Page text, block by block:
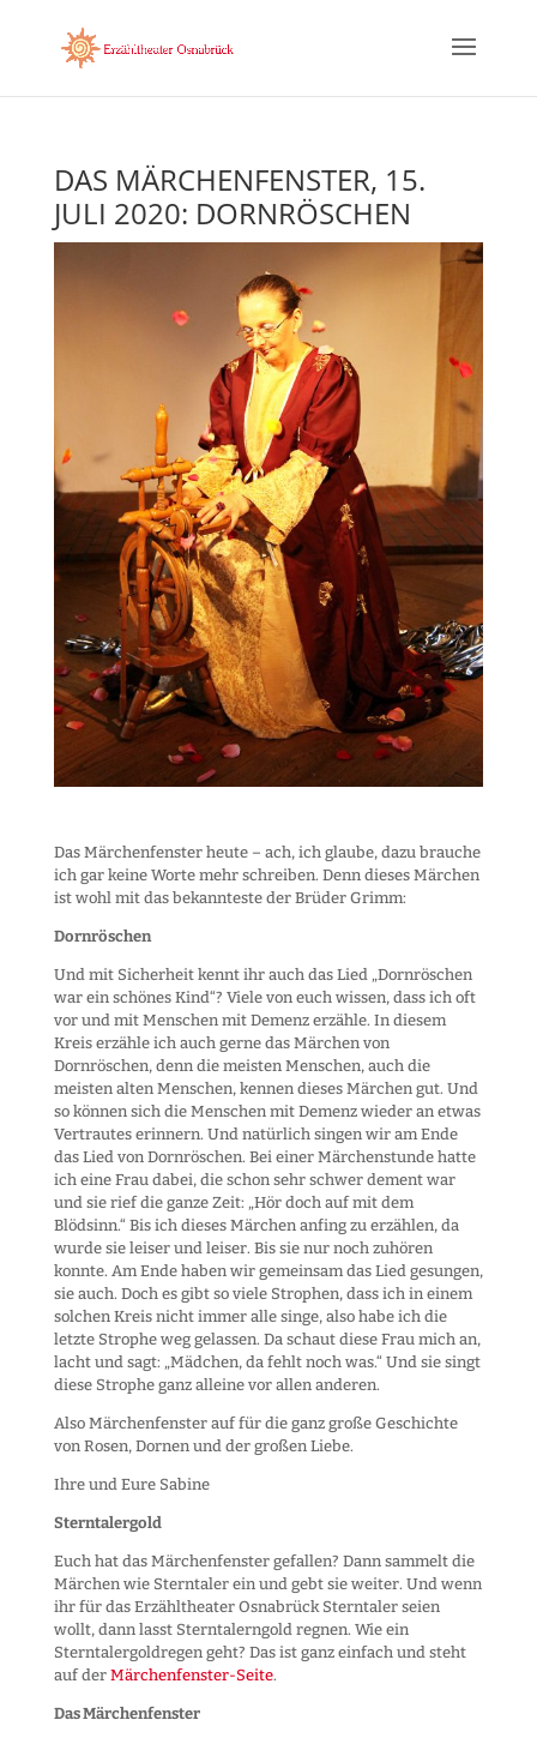
DAS MÄRCHENFENSTER, 15.
JULI 2020: DORNRÖSCHEN
Das Märchenfenster heute – ach, ich glaube, dazu brauche
ich gar keine Worte mehr schreiben. Denn dieses Märchen
ist wohl mit das bekannteste der Brüder Grimm:
Dornröschen
Und mit Sicherheit kennt ihr auch das Lied „Dornröschen
war ein schönes Kind“? Viele von euch wissen, dass ich oft
vor und mit Menschen mit Demenz erzähle. In diesem
Kreis erzähle ich auch gerne das Märchen von
Dornröschen, denn die meisten Menschen, auch die
meisten alten Menschen, kennen dieses Märchen gut. Und
so können sich die Menschen mit Demenz wieder an etwas
Vertrautes erinnern. Und natürlich singen wir am Ende
das Lied von Dornröschen. Bei einer Märchenstunde hatte
ich eine Frau dabei, die schon sehr schwer dement war
und sie rief die ganze Zeit: „Hör doch auf mit dem
Blödsinn.“ Bis ich dieses Märchen anfing zu erzählen, da
wurde sie leiser und leiser. Bis sie nur noch zuhören
konnte. Am Ende haben wir gemeinsam das Lied gesungen,
sie auch. Doch es gibt so viele Strophen, dass ich in einem
solchen Kreis nicht immer alle singe, also habe ich die
letzte Strophe weg gelassen. Da schaut diese Frau mich an,
lacht und sagt: „Mädchen, da fehlt noch was.“ Und sie singt
diese Strophe ganz alleine vor allen anderen.
Also Märchenfenster auf für die ganz große Geschichte
von Rosen, Dornen und der großen Liebe.
Ihre und Eure Sabine
Sterntalergold
Euch hat das Märchenfenster gefallen? Dann sammelt die
Märchen wie Sterntaler ein und gebt sie weiter. Und wenn
ihr für das Erzähltheater Osnabrück Sterntaler seien
wollt, dann lasst Sterntalerngold regnen. Wie ein
Sterntalergoldregen geht? Das ist ganz einfach und steht
auf der Märchenfenster-Seite.
Das Märchenfenster